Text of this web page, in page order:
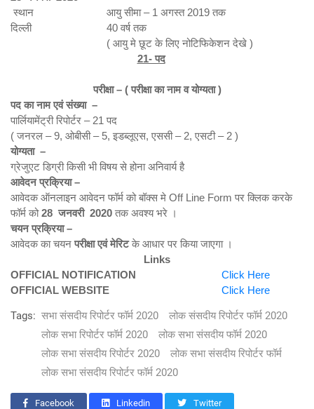
स्थान
दिल्ली
आयु सीमा – 1 अगस्त 2019 तक
40 वर्ष तक
( आयु मे छूट के लिए नोटिफिकेशन देखे )
21- पद
परीक्षा – ( परीक्षा का नाम व योग्यता )
पद का नाम एवं संख्या –
पार्लियामेंट्री रिपोर्टर – 21 पद
( जनरल – 9, ओबीसी – 5, इडब्लूएस, एससी – 2, एसटी – 2 )
योग्यता –
ग्रेजुएट डिग्री किसी भी विषय से होना अनिवार्य है
आवेदन प्रक्रिया –
आवेदक ऑनलाइन आवेदन फॉर्म को बॉक्स मे Off Line Form पर क्लिक करके
फॉर्म को28 जनवरी 2020 तक अवश्य भरे ।
चयन प्रक्रिया –
आवेदक का चयन परीक्षा एवं मेरिटके आधार पर किया जाएगा ।
Links
OFFICIAL NOTIFICATION
Click Here
OFFICIAL WEBSITE
Click Here
Tags: सभा संसदीय रिपोर्टर फॉर्म 2020
लोक संसदीय रिपोर्टर फॉर्म 2020
लोक सभा रिपोर्टर फॉर्म 2020
लोक सभा संसदीय फॉर्म 2020
लोक सभा संसदीय रिपोर्टर 2020
लोक सभा संसदीय रिपोर्टर फॉर्म
लोक सभा संसदीय रिपोर्टर फॉर्म 2020
Facebook Linkedin Twitter